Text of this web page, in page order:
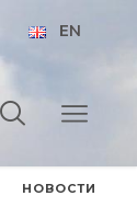
EN
НОВОСТИ